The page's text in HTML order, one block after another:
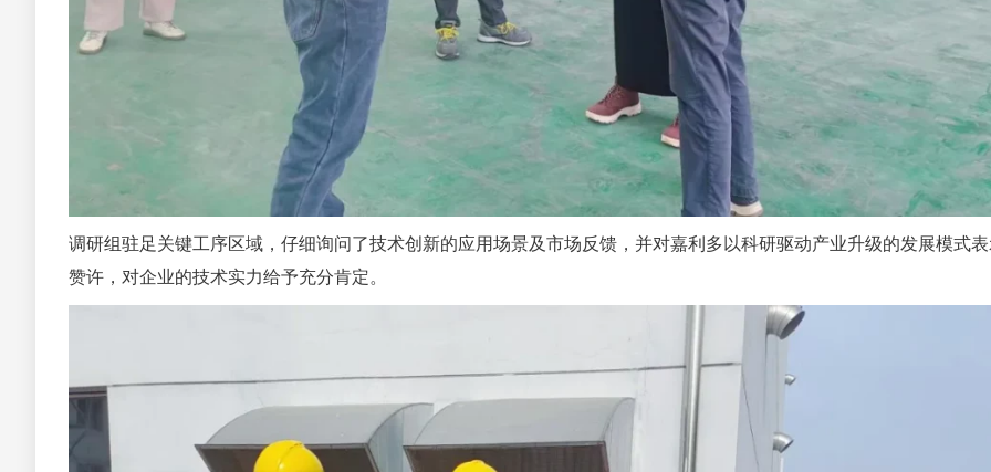
调研组驻足关键工序区域，仔细询问了技术创新的应用场景及市场反馈，并对嘉利多以科研驱动产业升级的发展模式
赞许，对企业的技术实力给予充分肯定。